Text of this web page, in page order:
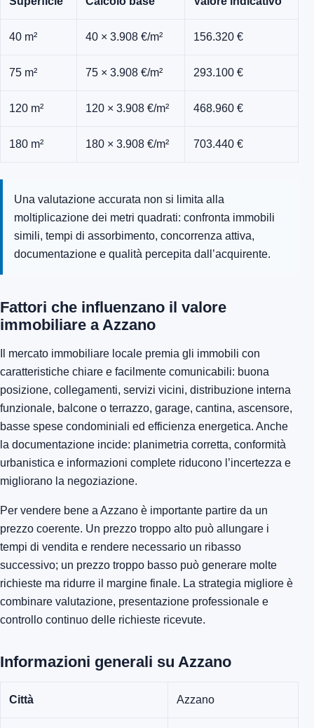
40 m² 40 × 3.908 €/m² 156.320 €
75 m² 75 × 3.908 €/m² 293.100 €
120 m² 120 × 3.908 €/m² 468.960 €
180 m² 180 × 3.908 €/m² 703.440 €
Una valutazione accurata non si limita alla
moltiplicazione dei metri quadrati: confronta immobili
simili, tempi di assorbimento, concorrenza attiva,
documentazione e qualità percepita dall’acquirente.
Fattori che influenzano il valore
immobiliare a Azzano
Il mercato immobiliare locale premia gli immobili con
caratteristiche chiare e facilmente comunicabili: buona
posizione, collegamenti, servizi vicini, distribuzione interna
funzionale, balcone o terrazzo, garage, cantina, ascensore,
basse spese condominiali ed efficienza energetica. Anche
la documentazione incide: planimetria corretta, conformità
urbanistica e informazioni complete riducono l’incertezza e
migliorano la negoziazione.
Per vendere bene a Azzano è importante partire da un
prezzo coerente. Un prezzo troppo alto può allungare i
tempi di vendita e rendere necessario un ribasso
successivo; un prezzo troppo basso può generare molte
richieste ma ridurre il margine finale. La strategia migliore è
combinare valutazione, presentazione professionale e
controllo continuo delle richieste ricevute.
Informazioni generali su Azzano
Città Azzano